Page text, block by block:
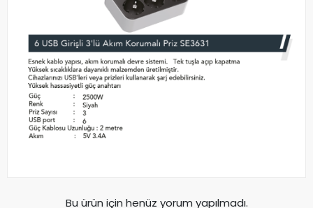
Bu ürün için henüz yorum yapılmadı.